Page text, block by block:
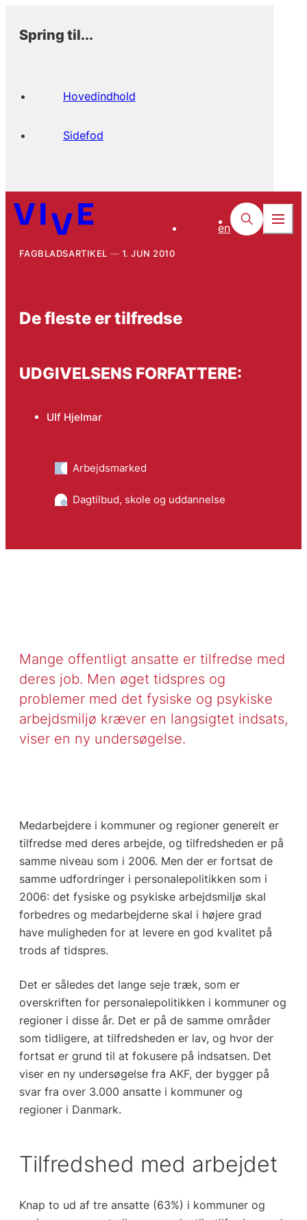
Spring til...
Hovedindhold
Sidefod
en
FAGBLADSARTIKEL 1. JUN 2010
De fleste er tilfredse
UDGIVELSENS FORFATTERE:
Ulf Hjelmar
Arbejdsmarked
Dagtilbud, skole og uddannelse
Mange offentligt ansatte er tilfredse med
deres job. Men øget tidspres og
problemer med det fysiske og psykiske
arbejdsmiljø kræver en langsigtet indsats,
viser en ny undersøgelse.
Medarbejdere i kommuner og regioner generelt er
tilfredse med deres arbejde, og tilfredsheden er på
samme niveau som i 2006. Men der er fortsat de
samme udfordringer i personalepolitikken som i
2006: det fysiske og psykiske arbejdsmiljø skal
forbedres og medarbejderne skal i højere grad
have muligheden for at levere en god kvalitet på
trods af tidspres.
Det er således det lange seje træk, som er
overskriften for personalepolitikken i kommuner og
regioner i disse år. Det er på de samme områder
som tidligere, at tilfredsheden er lav, og hvor der
fortsat er grund til at fokusere på indsatsen. Det
viser en ny undersøgelse fra AKF, der bygger på
svar fra over 3.000 ansatte i kommuner og
regioner i Danmark.
Tilfredshed med arbejdet
Knap to ud af tre ansatte (63%) i kommuner og